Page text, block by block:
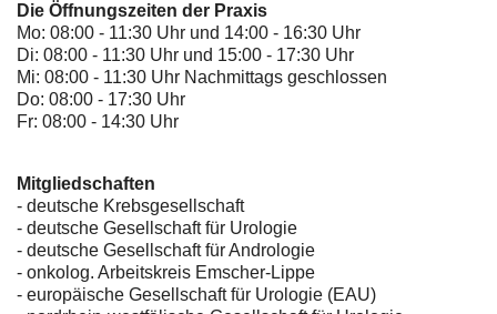
Die Öffnungszeiten der Praxis
Mo: 08:00 - 11:30 Uhr und 14:00 - 16:30 Uhr
Di: 08:00 - 11:30 Uhr und 15:00 - 17:30 Uhr
Mi: 08:00 - 11:30 Uhr Nachmittags geschlossen
Do: 08:00 - 17:30 Uhr
Fr: 08:00 - 14:30 Uhr
Mitgliedschaften
- deutsche Krebsgesellschaft
- deutsche Gesellschaft für Urologie
- deutsche Gesellschaft für Andrologie
- onkolog. Arbeitskreis Emscher-Lippe
- europäische Gesellschaft für Urologie (EAU)